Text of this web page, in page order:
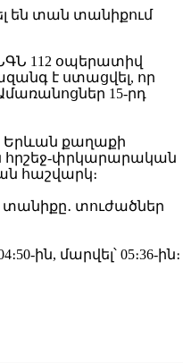
ՆԳՆ 112 օպերատիվ
է ստացվել, որ
15-րդ
Երևան քաղաքի
հրշեջ-փրկարարական
հաշվարկ։
տանիքը․ տուժածներ
ին, մարվել՝ 05։36-ին։